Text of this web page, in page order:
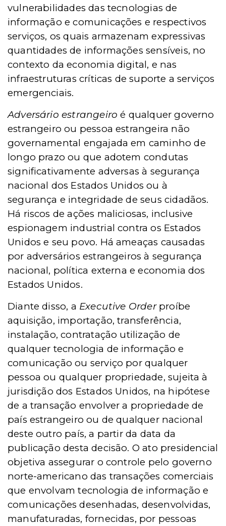
vulnerabilidades das tecnologias de
informação e comunicações e respectivos
serviços, os quais armazenam expressivas
quantidades de informações sensíveis, no
contexto da economia digital, e nas
infraestruturas críticas de suporte a serviços
emergenciais.
Adversário estrangeiro é qualquer governo
estrangeiro ou pessoa estrangeira não
governamental engajada em caminho de
longo prazo ou que adotem condutas
significativamente adversas à segurança
nacional dos Estados Unidos ou à
segurança e integridade de seus cidadãos.
Há riscos de ações maliciosas, inclusive
espionagem industrial contra os Estados
Unidos e seu povo. Há ameaças causadas
por adversários estrangeiros à segurança
nacional, política externa e economia dos
Estados Unidos.
Diante disso, a Executive Order proíbe
aquisição, importação, transferência,
instalação, contratação utilização de
qualquer tecnologia de informação e
comunicação ou serviço por qualquer
pessoa ou qualquer propriedade, sujeita à
jurisdição dos Estados Unidos, na hipótese
de a transação envolver a propriedade de
país estrangeiro ou de qualquer nacional
deste outro país, a partir da data da
publicação desta decisão. O ato presidencial
objetiva assegurar o controle pelo governo
norte-americano das transações comerciais
que envolvam tecnologia de informação e
comunicações desenhadas, desenvolvidas,
manufaturadas, fornecidas, por pessoas